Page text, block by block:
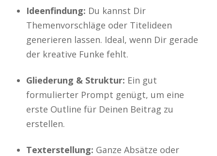
Ideenfindung: Du kannst Dir
Themenvorschläge oder Titelideen
generieren lassen. Ideal, wenn Dir gerade
der kreative Funke fehlt.
Gliederung & Struktur: Ein gut
formulierter Prompt genügt, um eine
erste Outline für Deinen Beitrag zu
erstellen.
Texterstellung: Ganze Absätze oder